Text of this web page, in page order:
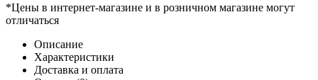
*Цены в интернет-магазине и в розничном магазине могут
отличаться
Описание
Характеристики
Доставка и оплата